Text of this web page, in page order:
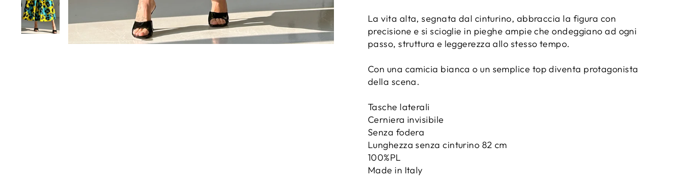
La vita alta, segnata dal cinturino, abbraccia la figura con
precisione e si scioglie in pieghe ampie che ondeggiano ad ogni
passo, struttura e leggerezza allo stesso tempo.
Con una camicia bianca o un semplice top diventa protagonista
della scena.
Tasche laterali
Cerniera invisibile
Senza fodera
Lunghezza senza cinturino 82 cm
100%PL
Made in Italy